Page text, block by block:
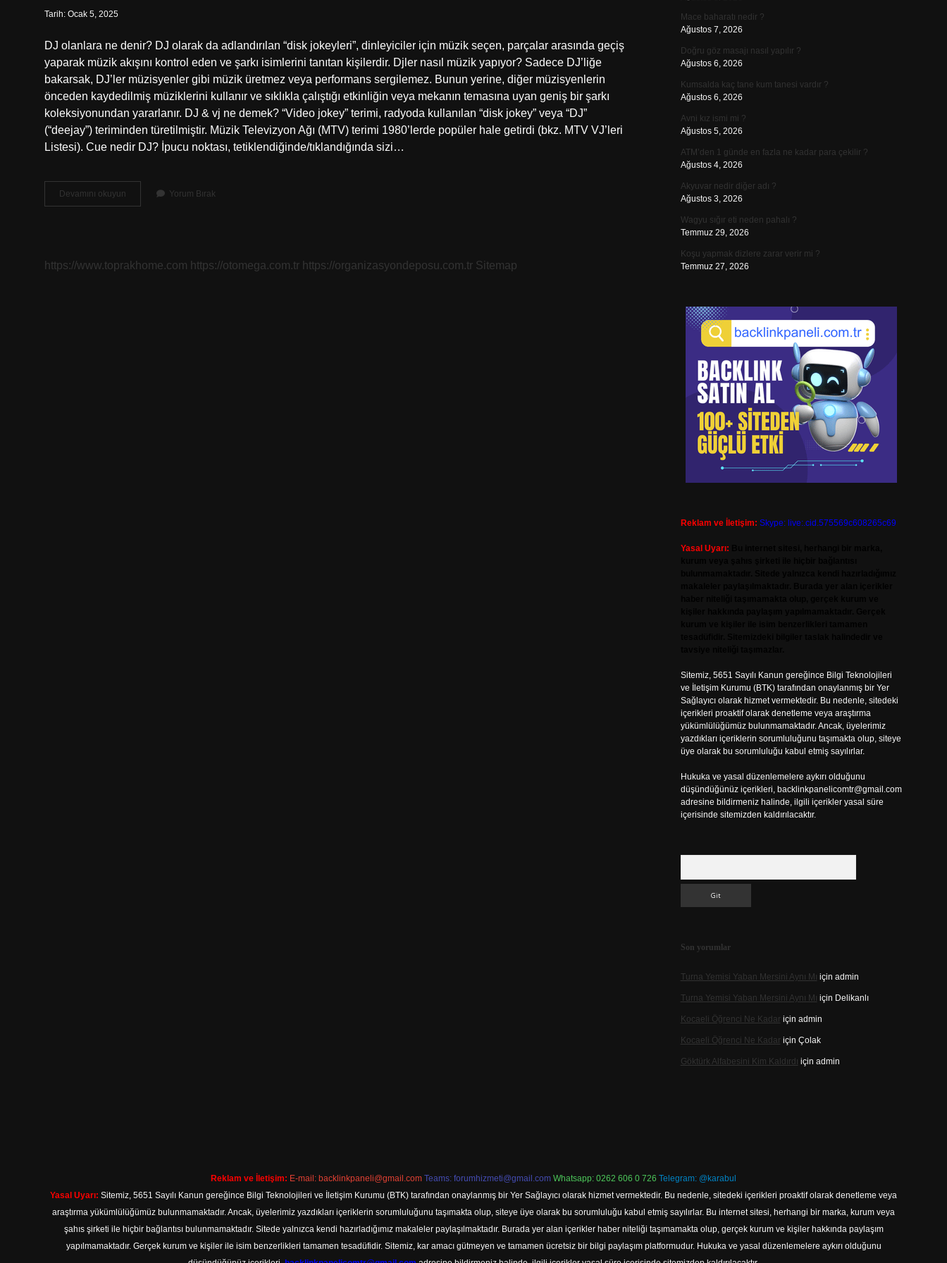
Tarih: Ocak 5, 2025
DJ olanlara ne denir? DJ olarak da adlandırılan “disk jokeyleri”, dinleyiciler için müzik seçen, parçalar arasında geçiş
yaparak müzik akışını kontrol eden ve şarkı isimlerini tanıtan kişilerdir. Djler nasıl müzik yapıyor? Sadece DJ’liğe
bakarsak, DJ’ler müzisyenler gibi müzik üretmez veya performans sergilemez. Bunun yerine, diğer müzisyenlerin
önceden kaydedilmiş müziklerini kullanır ve sıklıkla çalıştığı etkinliğin veya mekanın temasına uyan geniş bir şarkı
koleksiyonundan yararlanır. DJ & vj ne demek? “Video jokey” terimi, radyoda kullanılan “disk jokey” veya “DJ”
(“deejay”) teriminden türetilmiştir. Müzik Televizyon Ağı (MTV) terimi 1980’lerde popüler hale getirdi (bkz. MTV VJ’leri
Listesi). Cue nedir DJ? İpucu noktası, tetiklendiğinde/tıklandığında sizi…
Devamını okuyun
Müziğine
Yorum Bırak
https://www.toprakhome.com https://otomega.com.tr https://organizasyondeposu.com.tr Sitemap
Mace baharatı nedir ?
Ağustos 7, 2026
Doğru göz masajı nasıl yapılır ?
Ağustos 6, 2026
Kumsalda kaç tane kum tanesi vardır ?
Ağustos 6, 2026
Avni kız ismi mi ?
Ağustos 5, 2026
ATM’den 1 günde en fazla ne kadar para çekilir ?
Ağustos 4, 2026
Akyuvar nedir diğer adı ?
Ağustos 3, 2026
Wagyu sığır eti neden pahalı ?
Temmuz 29, 2026
Koşu yapmak dizlere zarar verir mi ?
Temmuz 27, 2026
Reklam ve İletişim: Skype: live:.cid.575569c608265c69
Yasal Uyarı:
Sitemiz, 5651 Sayılı Kanun gereğince Bilgi Teknolojileri
ve İletişim Kurumu (BTK) tarafından onaylanmış bir Yer
Sağlayıcı olarak hizmet vermektedir. Bu nedenle, sitedeki
içerikleri proaktif olarak denetleme veya araştırma
yükümlülüğümüz bulunmamaktadır. Ancak, üyelerimiz
yazdıkları içeriklerin sorumluluğunu taşımakta olup, siteye
üye olarak bu sorumluluğu kabul etmiş sayılırlar.
Hukuka ve yasal düzenlemelere aykırı olduğunu
düşündüğünüz içerikleri, backlinkpanelicomtr@gmail.com
adresine bildirmeniz halinde, ilgili içerikler yasal süre
içerisinde sitemizden kaldırılacaktır.
Son yorumlar
Turna Yemisi Yaban Mersini Aynı Mı için admin
Turna Yemisi Yaban Mersini Aynı Mı için Delikanlı
Kocaeli Öğrenci Ne Kadariçin admin
Kocaeli Öğrenci Ne Kadariçin Çolak
Göktürk Alfabesini Kim Kaldırdı için admin
Reklam ve İletişim: E-mail: backlinkpaneli@gmail.com Teams: forumhizmeti@gmail.com Whatsapp: 0262 606 0 726 Telegram: @karabul
Yasal Uyarı: Sitemiz, 5651 Sayılı Kanun gereğince Bilgi Teknolojileri ve İletişim Kurumu (BTK) tarafından onaylanmış bir Yer Sağlayıcı olarak hizmet vermektedir. Bu nedenle, sitedeki içerikleri proaktif olarak denetleme veya
araştırma yükümlülüğümüz bulunmamaktadır. Ancak, üyelerimiz yazdıkları içeriklerin sorumluluğunu taşımakta olup, siteye üye olarak bu sorumluluğu kabul etmiş sayılırlar. Bu internet sitesi, herhangi bir marka, kurum veya
şahıs şirketi ile hiçbir bağlantısı bulunmamaktadır. Sitede yalnızca kendi hazırladığımız makaleler paylaşılmaktadır. Burada yer alan içerikler haber niteliği taşımamakta olup, gerçek kurum ve kişiler hakkında paylaşım
yapılmamaktadır. Gerçek kurum ve kişiler ile isim benzerlikleri tamamen tesadüfidir. Sitemiz, kar amacı gütmeyen ve tamamen ücretsiz bir bilgi paylaşım platformudur. Hukuka ve yasal düzenlemelere aykırı olduğunu